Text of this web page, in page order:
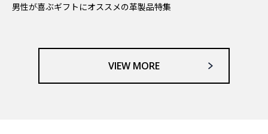
男性が喜ぶギフトにオススメの革製品特集
VIEW MORE